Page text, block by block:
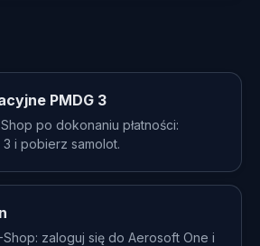
PMDG 3
po dokonaniu płatności:
i pobierz samolot.
zaloguj się do Aerosoft One i